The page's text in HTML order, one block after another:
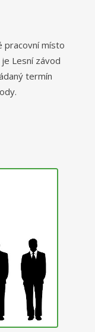
pracovní místo
Lesní závod
termín